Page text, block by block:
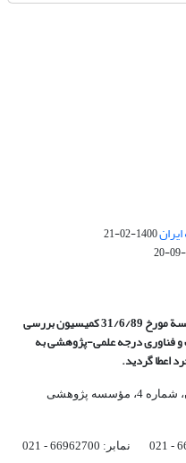
1400-02-21
بررسی
و فناوری درجه علمی‌-پژوهشیبه
اعطا گردید.
آدرس : تهــران، خ نوفل لوشاتو، خ آراکلیان، شماره 4،‌ مؤسسه پژوهشی